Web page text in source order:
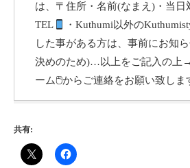
は、〒住所・名前(なまえ)・当日
TEL
・Kuthumi以外の
した事がある方は、事前にお知
決めのため)…以上をご記入の上→
ーム🖱からご連絡をお願い致しま
共有: